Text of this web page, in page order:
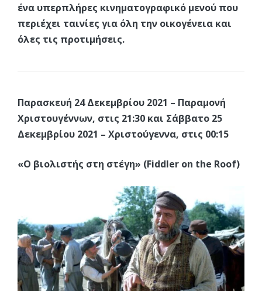
ένα υπερπλήρες κινηματογραφικό μενού που
περιέχει ταινίες για όλη την οικογένεια και
όλες τις προτιμήσεις.
Παρασκευή 24 Δεκεμβρίου 2021 – Παραμονή
Χριστουγέννων, στις 21:30 και Σάββατο 25
Δεκεμβρίου 2021 – Χριστούγεννα, στις 00:15
«Ο βιολιστής στη στέγη» (Fiddler on the Roof)